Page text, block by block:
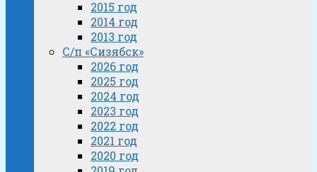
2015 год
2014 год
2013 год
С/п «Сизябск»
2026 год
2025 год
2024 год
2023 год
2022 год
2021 год
2020 год